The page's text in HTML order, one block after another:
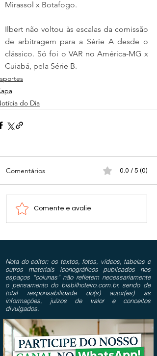
Mirassol x Botafogo.
Ilbert não voltou às escalas da comissão
de arbitragem para a Série A desde o
clássico. Só foi o VAR no América-MG x
Cuiabá, pela Série B.
do Dia
Comentários 0.0 / 5 (0)
Comente e avalie
Nota do editor: os textos, fotos, vídeos, tabelas e
outros materiais iconográficos publicados nos
espaços “colunas” não refletem necessariamente
o pensamento do bisbilhoteiro.com.br, sendo de
total responsabilidade do(s) autor(es) as
informações, juízos de valor e conceitos
divulgados.